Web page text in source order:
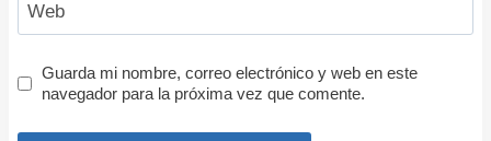
Web
Guarda mi nombre, correo electrónico y web en este
navegador para la próxima vez que comente.